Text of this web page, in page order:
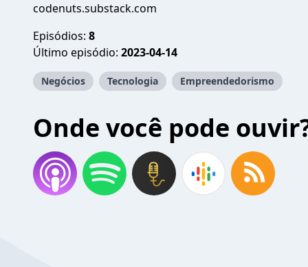
codenuts.substack.com
Episódios: 8
Último episódio: 2023-04-14
Negócios Tecnologia Empreendedorismo
Onde você pode